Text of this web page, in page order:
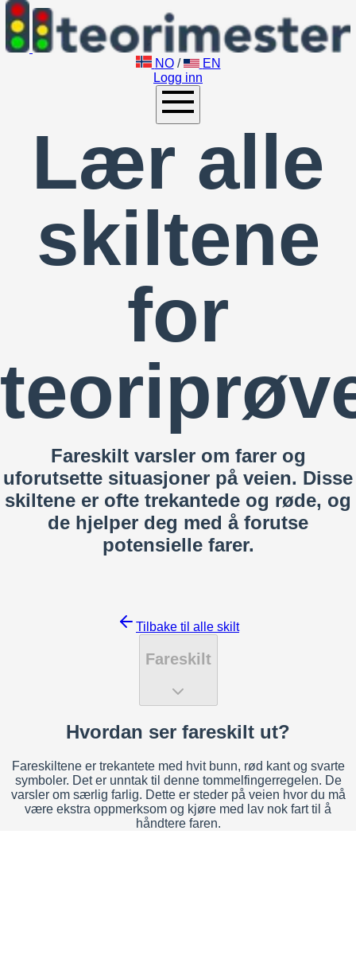
NO /
EN
Logg inn
Lær alle
skiltene
for
Fareskilt varsler om farer og
uforutsette situasjoner på veien. Disse
skiltene er ofte trekantede og røde, og
de hjelper deg med å forutse
potensielle farer.
Tilbake til alle skilt
Fareskilt
Hvordan ser fareskilt ut?
Fareskiltene er trekantete med hvit bunn, rød kant og svarte
symboler. Det er unntak til denne tommelfingerregelen. De
varsler om særlig farlig. Dette er steder på veien hvor du må
være ekstra oppmerksom og kjøre med lav nok fart til å
håndtere faren.